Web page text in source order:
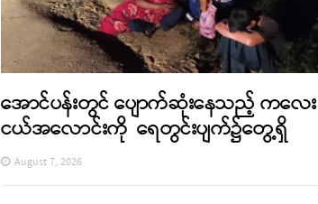
အောင်ပန်းတွင် ပျောက်ဆုံးနေသည့် ကလေး
ငယ်အလောင်းကို ရေတွင်းပျက်၌တွေ့ရှိ
August 7, 2026